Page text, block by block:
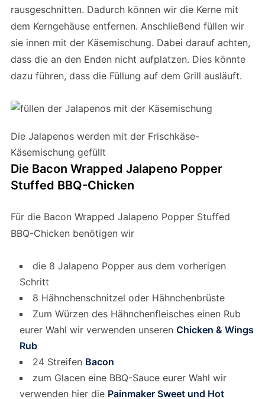
rausgeschnitten. Dadurch können wir die Kerne mit
dem Kerngehäuse entfernen. Anschließend füllen wir
sie innen mit der Käsemischung. Dabei darauf achten,
dass die an den Enden nicht aufplatzen. Dies könnte
dazu führen, dass die Füllung auf dem Grill ausläuft.
Die Jalapenos werden mit der Frischkäse-
Käsemischung gefüllt
Die Bacon Wrapped Jalapeno Popper
Stuffed BBQ-Chicken
Für die Bacon Wrapped Jalapeno Popper Stuffed
BBQ-Chicken benötigen wir
die 8 Jalapeno Popper aus dem vorherigen
Schritt
8 Hähnchenschnitzel oder Hähnchenbrüste
Zum Würzen des Hähnchenfleisches einen Rub
eurer Wahl wir verwenden unseren Chicken & Wings
Rub
24 Streifen Bacon
zum Glacen eine BBQ-Sauce eurer Wahl wir
verwenden hier die Painmaker Sweet und Hot